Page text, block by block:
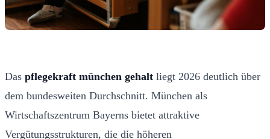
Das pflegekraft münchen gehalt liegt 2026 deutlich über
dem bundesweiten Durchschnitt. München als
Wirtschaftszentrum Bayerns bietet attraktive
Vergütungsstrukturen, die die höheren